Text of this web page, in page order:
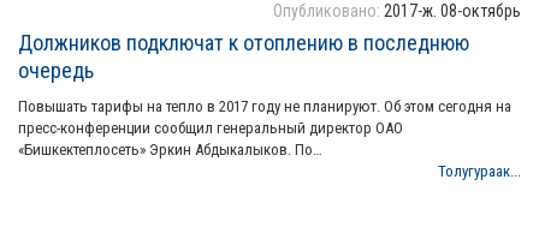
Опубликовано: 2017-ж. 08-октябрь
Должников подключат к отоплению в последнюю
очередь
Повышать тарифы на тепло в 2017 году не планируют. Об этом сегодня на
пресс-конференции сообщил генеральный директор ОАО
«Бишкектеплосеть» Эркин Абдыкалыков. По…
Толугураак...